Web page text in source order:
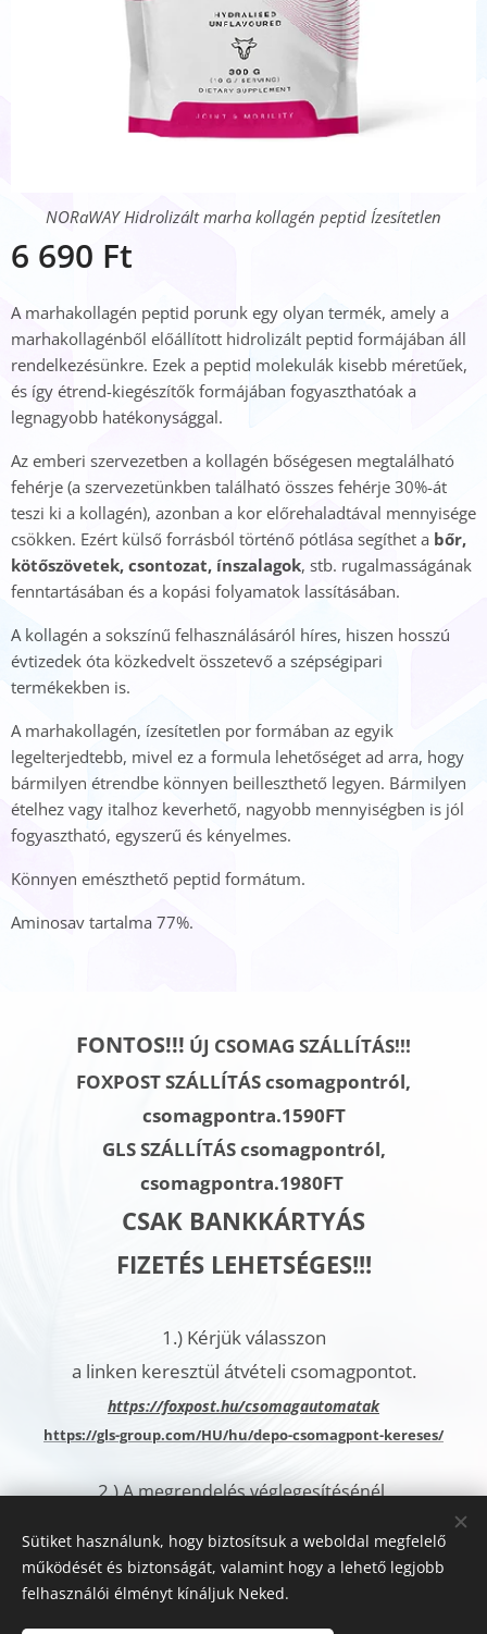
NORaWAY Hidrolizált marha kollagén peptid Ízesítetlen
6 690 Ft
A marhakollagén peptid porunk egy olyan termék, amely a
marhakollagénből előállított hidrolizált peptid formájában áll
rendelkezésünkre. Ezek a peptid molekulák kisebb méretűek,
és így étrend-kiegészítők formájában fogyaszthatóak a
legnagyobb hatékonysággal.
Az emberi szervezetben a kollagén bőségesen megtalálható
fehérje (a szervezetünkben található összes fehérje 30%-át
teszi ki a kollagén), azonban a kor előrehaladtával mennyisége
csökken. Ezért külső forrásból történő pótlása segíthet a bőr,
kötőszövetek, csontozat, ínszalagok, stb. rugalmasságának
fenntartásában és a kopási folyamatok lassításában.
A kollagén a sokszínű felhasználásáról híres, hiszen hosszú
évtizedek óta közkedvelt összetevő a szépségipari
termékekben is.
A marhakollagén, ízesítetlen por formában az egyik
legelterjedtebb, mivel ez a formula lehetőséget ad arra, hogy
bármilyen étrendbe könnyen beilleszthető legyen. Bármilyen
ételhez vagy italhoz keverhető, nagyobb mennyiségben is jól
fogyasztható, egyszerű és kényelmes.
Könnyen emészthető peptid formátum.
Aminosav tartalma 77%.
FONTOS!!! ÚJ CSOMAG SZÁLLÍTÁS!!!
FOXPOST SZÁLLÍTÁS csomagpontról,
csomagpontra.1590FT
GLS SZÁLLÍTÁScsomagpontról,
csomagpontra.1980FT
CSAK BANKKÁRTYÁS
FIZETÉS LEHETSÉGES!!!
1.)Kérjük válasszon
a linken keresztül átvételi csomagpontot.
https://foxpost.hu/csomagautomatak
https://gls-group.com/HU/hu/depo-csomagpont-kereses/
2.)A megrendelés véglegesítésénél,
kérjük jelölje meg az
Ön által kiválasztott csomagautomata címét.
Sütiket használunk, hogy biztosítsuk a weboldal megfelelő
működését és biztonságát, valamint hogy a lehető legjobb
felhasználói élményt kínáljuk Neked.